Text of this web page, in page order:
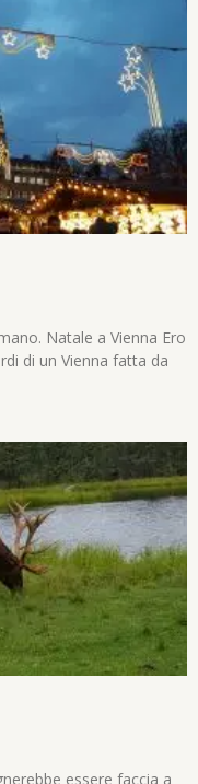
Natale a Vienna Ero
di un Vienna fatta da
essere faccia a